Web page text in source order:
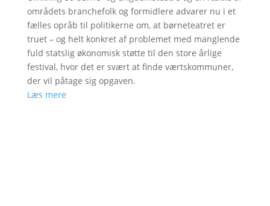
områdets branchefolk og formidlere advarer nu i et
fælles opråb til politikerne om, at børneteatret er
truet – og helt konkret af problemet med manglende
fuld statslig økonomisk støtte til den store årlige
festival, hvor det er svært at finde værtskommuner,
der vil påtage sig opgaven.
Læs mere